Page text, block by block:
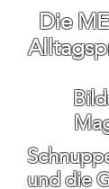
Die
und die